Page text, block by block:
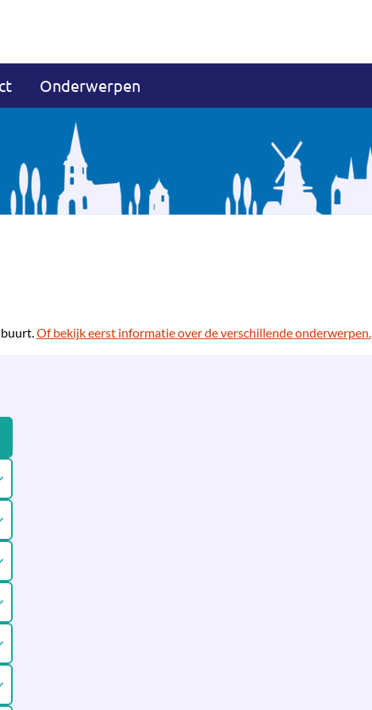
Onderwerpen
buurt.Of bekijk eerst informatie over de verschillende onderwerpen.